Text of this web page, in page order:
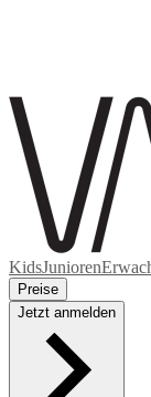
KidsJunioren
Preise
Jetzt anmelden